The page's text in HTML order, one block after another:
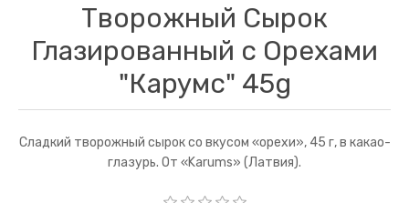
Творожный Сырок
Глазированный с Орехами
"Карумс" 45g
Сладкий творожный сырок со вкусом «орехи», 45 г, в какао-
глазурь. От «Karums» (Латвия).